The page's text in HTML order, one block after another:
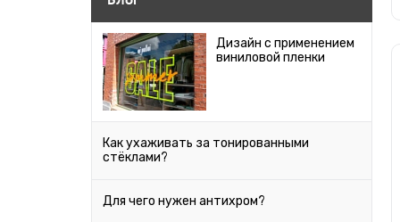
Бордовый
Мокко
Песочный
BMW
Cadillac
Chery
Chrysler
Citroen
Дизайн с применением
виниловой пленки
Как ухаживать за тонированными
стёклами?
Для чего нужен антихром?